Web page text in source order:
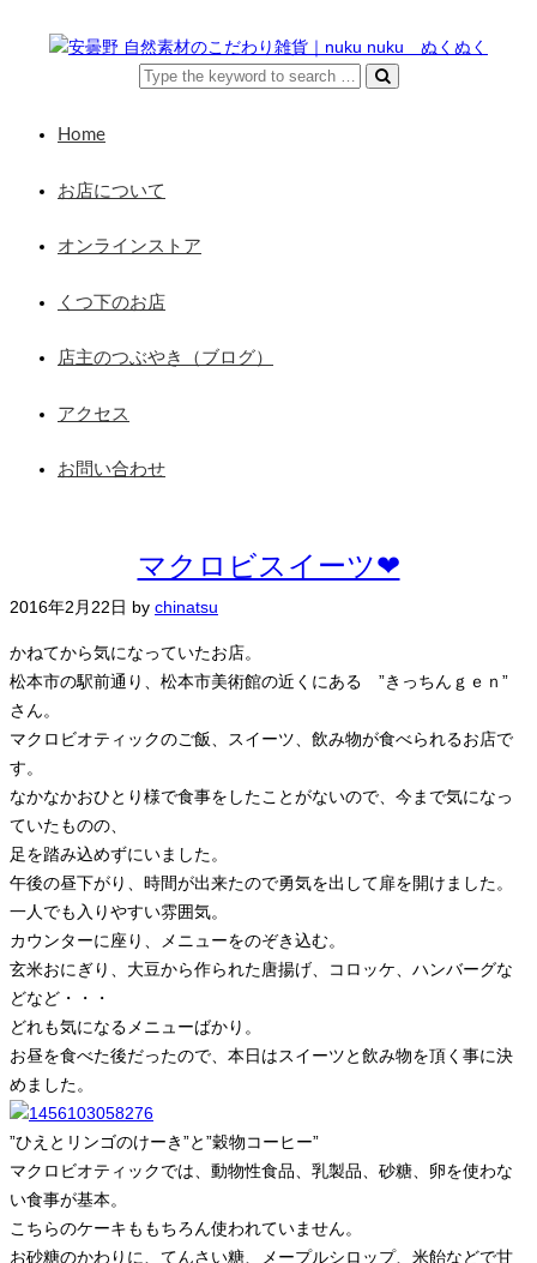
Home
お店について
オンラインストア
くつ下のお店
店主のつぶやき（ブログ）
アクセス
お問い合わせ
マクロビスイーツ❤
2016年2月22日 by chinatsu
かねてから気になっていたお店。
松本市の駅前通り、松本市美術館の近くにある ”きっちんｇｅｎ”
さん。
マクロビオティックのご飯、スイーツ、飲み物が食べられるお店で
す。
なかなかおひとり様で食事をしたことがないので、今まで気になっ
ていたものの、
足を踏み込めずにいました。
午後の昼下がり、時間が出来たので勇気を出して扉を開けました。
一人でも入りやすい雰囲気。
カウンターに座り、メニューをのぞき込む。
玄米おにぎり、大豆から作られた唐揚げ、コロッケ、ハンバーグな
どなど・・・
どれも気になるメニューばかり。
お昼を食べた後だったので、本日はスイーツと飲み物を頂く事に決
めました。
”ひえとリンゴのけーき”と”穀物コーヒー”
マクロビオティックでは、動物性食品、乳製品、砂糖、卵を使わな
い食事が基本。
こちらのケーキももちろん使われていません。
お砂糖のかわりに、てんさい糖、メープルシロップ、米飴などで甘